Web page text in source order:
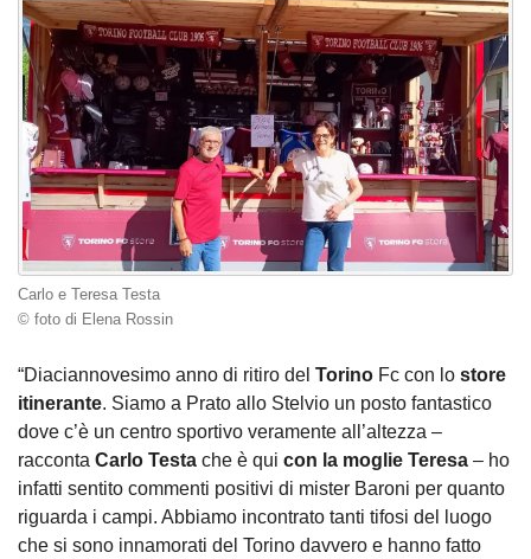
Carlo e Teresa Testa
© foto di Elena Rossin
“Diaciannovesimo anno di ritiro del Torino Fc con lo store
itinerante. Siamo a Prato allo Stelvio un posto fantastico
dove c’è un centro sportivo veramente all’altezza –
racconta Carlo Testa che è qui con la moglie Teresa – ho
infatti sentito commenti positivi di mister Baroni per quanto
riguarda i campi. Abbiamo incontrato tanti tifosi del luogo
che si sono innamorati del Torino davvero e hanno fatto